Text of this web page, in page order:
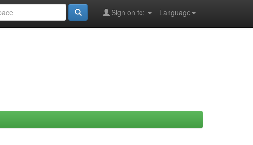
Language
Sign on to: